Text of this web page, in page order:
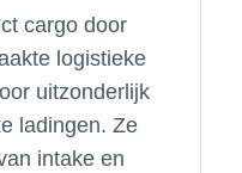
cargo door
logistieke
uitzonderlijk
ladingen. Ze
intake en